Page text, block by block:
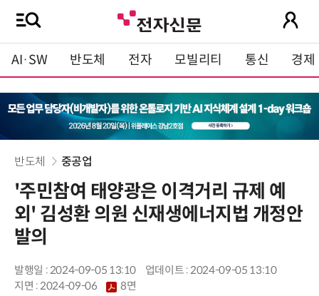
AI·SW 반도체 전자 모빌리티 통신 경제
반도체 중공업
'주민참여 태양광은 이격거리 규제 예
외' 김성환 의원 신재생에너지법 개정안
발의
발행일 : 2024-09-05 13:10
업데이트 : 2024-09-05 13:10
지면 :2024-09-06 8면